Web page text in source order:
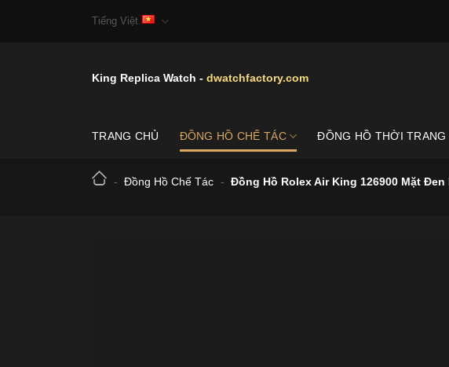
Tiếng Việt
King Replica Watch - dwatchfactory.com
TRANG CHỦ ĐỒNG HỒ CHẾ TÁC ĐỒNG HỒ THỜI TRANG
- Đồng Hồ Chế Tác - Đồng Hồ Rolex Air King 126900 Mặt Đen